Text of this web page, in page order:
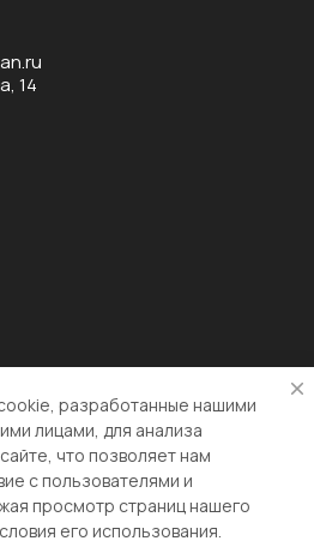
14
разработанные нашими
лицами, для анализа
что позволяет нам
с пользователями и
просмотр страниц нашего
его использования.